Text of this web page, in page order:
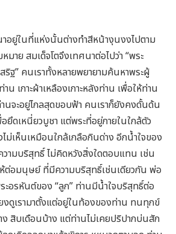
ยู่ในที่แห่งนั้นต่างทำสีหน้างุนงงไปตาม
หมาย สมเด็จโตจึงเทศนาต่อไปว่า “พระ
ริฐ” คนเราทั้งหลายพยายามค้นหาพระผู้
น เกาะผ้าเหลืองเกาะหลังท่าน เพื่อให้ท่าน
นจะอยู่ไกลสุดขอบฟ้า คนเราก็ยังคงดั้นด้น
ยึดเหนี่ยวบูชา แต่พระที่อยู่ภายในใกล้ตัว
เห็นเหมือนใกล้เกลือกินด่าง อีกน้ำใจของ
ามบริสุทธิ์ ไม่คิดหวังสิ่งใดตอบแทน เช่น
ต่อมนุษย์ ที่มีความบริสุทธิ์เช่นเดียวกัน พ่อ
อรหันต์ของ “ลูก” ท่านมีน้ำใจบริสุทธิ์ต่อ
งดูเรามาตั้งแต่อยู่ในท้องของท่าน ทนทุกข์
ง สิบเดือนบ้าง แต่ท่านไม่เคยปริปากบ่นสัก